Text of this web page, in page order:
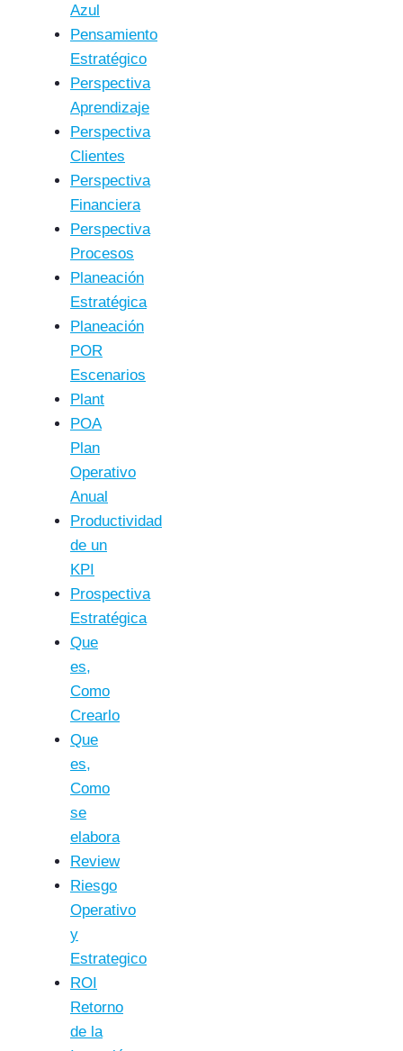
Azul
Pensamiento
Estratégico
Perspectiva
Aprendizaje
Perspectiva
Clientes
Perspectiva
Financiera
Perspectiva
Procesos
Planeación
Estratégica
Planeación
POR
Escenarios
Plant
POA
Plan
Operativo
Anual
Productividad
de un
KPI
Prospectiva
Estratégica
Que
es,
Como
Crearlo
Que
es,
Como
se
elabora
Review
Riesgo
Operativo
y
Estrategico
ROI
Retorno
de la